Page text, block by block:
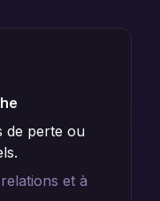
de perte ou
et à